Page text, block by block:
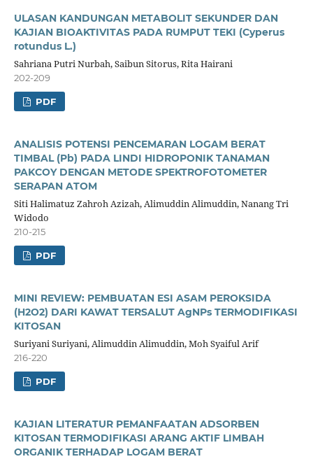
ULASAN KANDUNGAN METABOLIT SEKUNDER DAN
KAJIAN BIOAKTIVITAS PADA RUMPUT TEKI (Cyperus
rotundus L.)
Sahriana Putri Nurbah, Saibun Sitorus, Rita Hairani
202-209
PDF
ANALISIS POTENSI PENCEMARAN LOGAM BERAT
TIMBAL (Pb) PADA LINDI HIDROPONIK TANAMAN
PAKCOY DENGAN METODE SPEKTROFOTOMETER
SERAPAN ATOM
Siti Halimatuz Zahroh Azizah, Alimuddin Alimuddin, Nanang Tri
Widodo
210-215
PDF
MINI REVIEW: PEMBUATAN ESI ASAM PEROKSIDA
(H2O2) DARI KAWAT TERSALUT AgNPs TERMODIFIKASI
KITOSAN
Suriyani Suriyani, Alimuddin Alimuddin, Moh Syaiful Arif
216-220
PDF
KAJIAN LITERATUR PEMANFAATAN ADSORBEN
KITOSAN TERMODIFIKASI ARANG AKTIF LIMBAH
ORGANIK TERHADAP LOGAM BERAT